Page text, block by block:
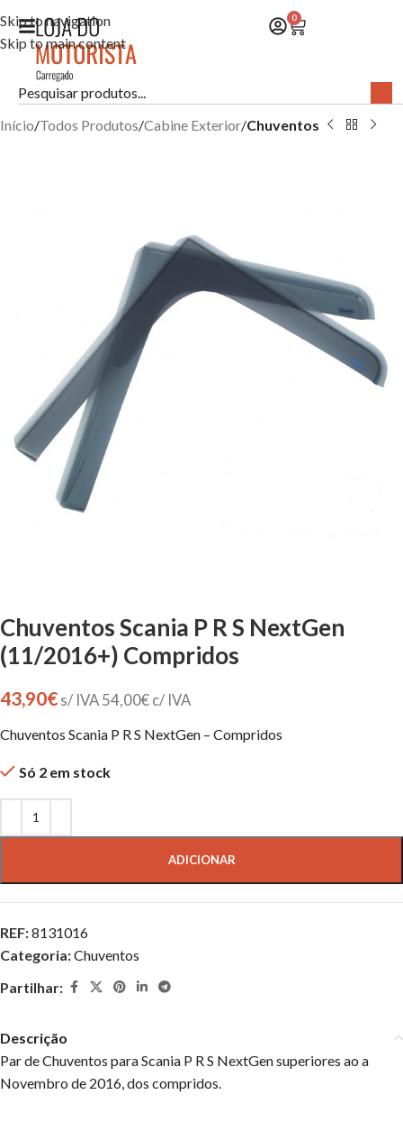
Skip to navigation
Skip to main content
0
Início Todos Produtos Cabine Exterior Chuventos
Chuventos Scania P R S NextGen
(11/2016+) Compridos
43,90€ s/ IVA 54,00€ c/ IVA
Chuventos Scania P R S NextGen – Compridos
Só 2 em stock
ADICIONAR
REF:8131016
Categoria:Chuventos
Partilhar:
Descrição
Par de Chuventos para Scania P R S NextGen superiores ao a
Novembro de 2016, dos compridos.